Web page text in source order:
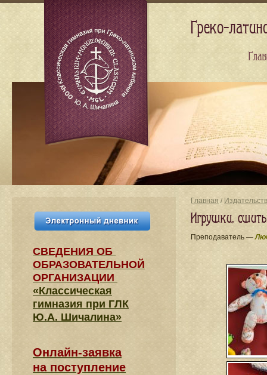
Главная /
Игрушки,
Преподаватель —
СВЕДЕНИЯ​ ОБ
ОБРАЗОВАТЕЛЬНОЙ
ОРГАНИЗАЦИИ
«Классическая
гимназия при ГЛК
Ю.А. Шичалина»
Онлайн-заявка
на поступление
Греко-